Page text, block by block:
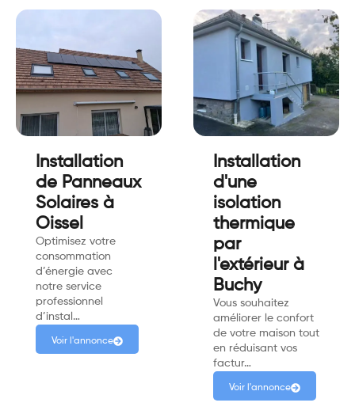
Installation
de Panneaux
Solaires à
Oissel
Optimisez votre
consommation
d’énergie avec
notre service
professionnel
d’instal…
Voir l'annonce
Installation
d'une
isolation
thermique
par
l'extérieur à
Buchy
Vous souhaitez
améliorer le confort
de votre maison tout
en réduisant vos
factur…
Voir l'annonce